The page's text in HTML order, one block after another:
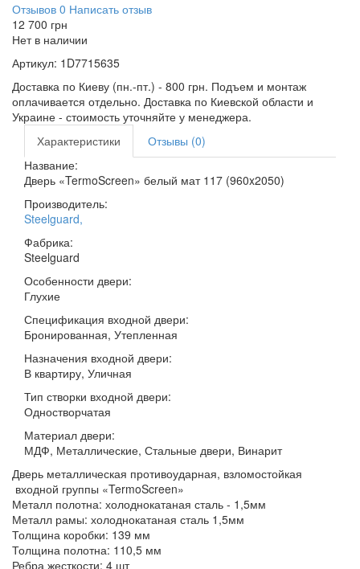
Отзывов 0 Написать отзыв
12 700 грн
Нет в наличии
Артикул: 1D7715635
Доставка по Киеву (пн.-пт.) - 800 грн. Подъем и монтаж
оплачивается отдельно. Доставка по Киевской области и
Украине - стоимость уточняйте у менеджера.
Характеристики
Отзывы (0)
Название:
Дверь «TermoScreen» белый мат 117 (960x2050)
Производитель:
Steelguard,
Фабрика:
Steelguard
Особенности двери:
Глухие
Спецификация входной двери:
Бронированная, Утепленная
Назначения входной двери:
В квартиру, Уличная
Тип створки входной двери:
Одностворчатая
Материал двери:
МДФ, Металлические, Стальные двери, Винарит
Дверь металлическая противоударная, взломостойкая
входной группы «TermoScreen»
Металл полотна: холоднокатаная сталь - 1,5мм
Металл рамы: холоднокатаная сталь 1,5мм
Толщина коробки: 139 мм
Толщина полотна: 110,5 мм
Ребра жесткости: 4 шт